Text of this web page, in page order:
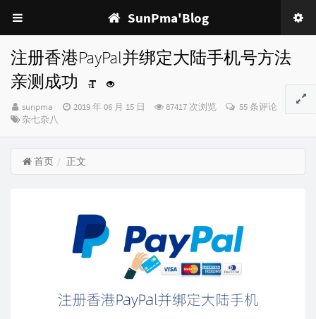
SunPma'Blog
注册香港PayPal并绑定大陆手机号方法
亲测成功
博
主：
sunpma
发
2019 年 06 月 15 日 87417 次浏览
55 条评论
分
杂七杂八
首页 正文